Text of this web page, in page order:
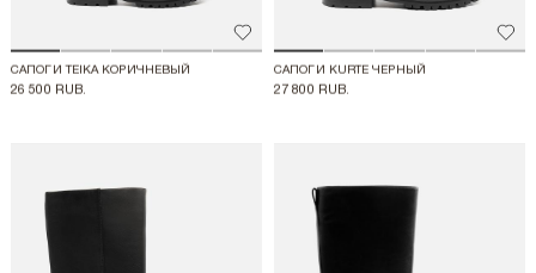
Добавить в избранное
САПОГИ TEIKA КОРИЧНЕВЫЙ
26 500 RUB.
САПОГИ KURTE ЧЕРНЫЙ
27 800 RUB.